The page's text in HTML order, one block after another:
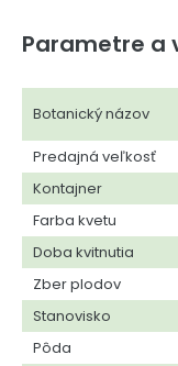
Parametre a
Botanický názov
Predajná veľkosť
Kontajner
Farba kvetu
Doba kvitnutia
Zber plodov
Stanovisko
Pôda